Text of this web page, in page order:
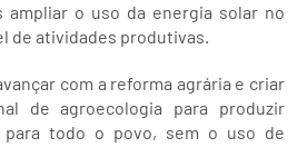
ampliar o uso da energia solar no
de atividades produtivas.
com a reforma agrária e criar
de agroecologia para produzir
para todo o povo, sem o uso de